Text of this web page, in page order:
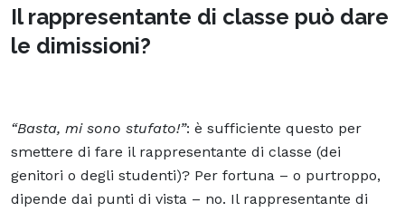
Il rappresentante di classe può dare
le dimissioni?
“Basta, mi sono stufato!”: è sufficiente questo per
smettere di fare il rappresentante di classe (dei
genitori o degli studenti)? Per fortuna – o purtroppo,
dipende dai punti di vista – no. Il rappresentante di